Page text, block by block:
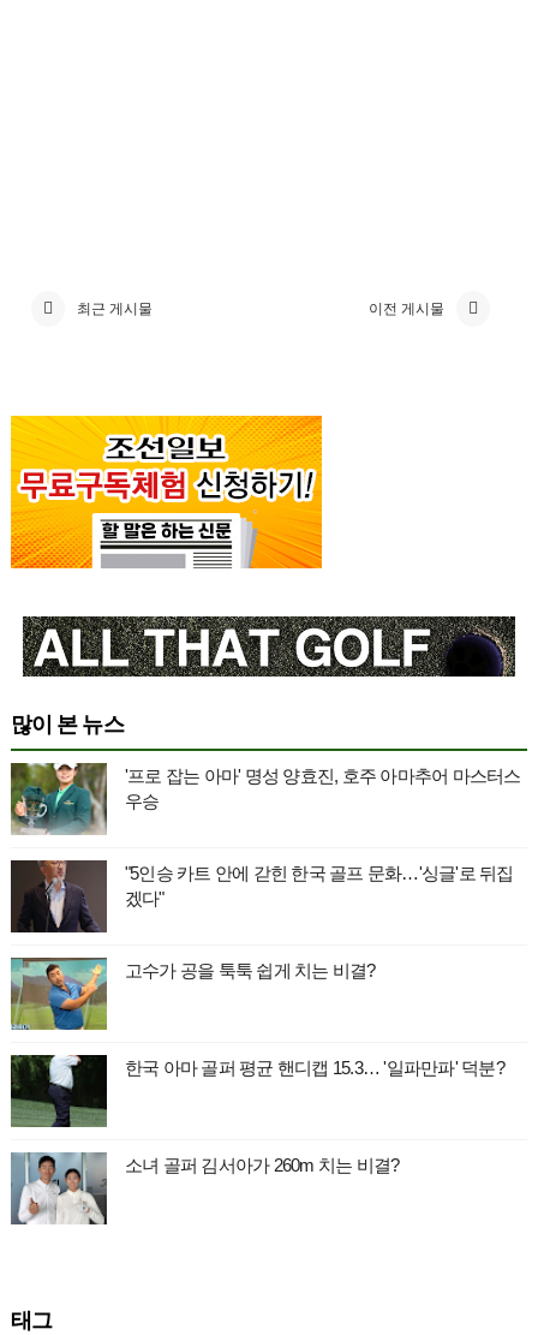
최근 게시물 이전 게시물
많이 본 뉴스
'프로 잡는 아마' 명성 양효진, 호주 아마추어 마스터스
우승
"5인승 카트 안에 갇힌 한국 골프 문화…'싱글'로 뒤집
겠다"
고수가 공을 툭툭 쉽게 치는 비결?
한국 아마 골퍼 평균 핸디캡 15.3… '일파만파' 덕분?
소녀 골퍼 김서아가 260m 치는 비결?
태그